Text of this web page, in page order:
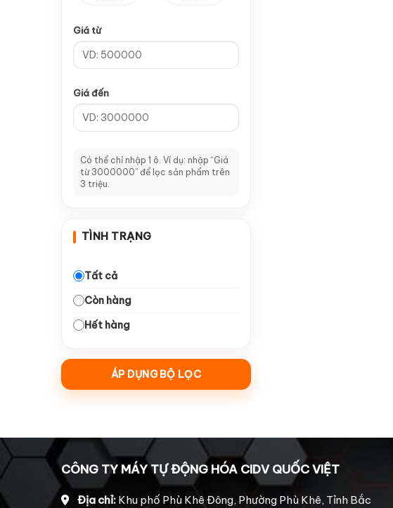
—
—Card V5 1
—Card V8
— Card V9
—Tay cầm A11 2
—Dao CNC & Đầu Kẹp
— Dao Tideway
—Collet giữ dao
— Dao đục gỗ
—Dao ngành quảng cáo
—Động Cơ & Driver 21
—Động cơ bước 860 5
— Động cơ Leadshine
HBS 758
1
—Động cơ Leadshine
4
Giá từ
Giá đến
Có thể chỉ nhập 1 ô. Ví dụ: nhập “Giá
từ 3000000” để lọc sản phẩm trên
3 triệu.
TÌNH TRẠNG
Tất cả
Còn hàng
Hết hàng
ÁP DỤNG BỘ LỌC
CÔNG TY MÁY TỰ ĐỘNG HÓA CIDV QUỐC VIỆT
Địa chỉ: Khu phố Phù Khê Đông, Phường Phù Khê, Tỉnh Bắc